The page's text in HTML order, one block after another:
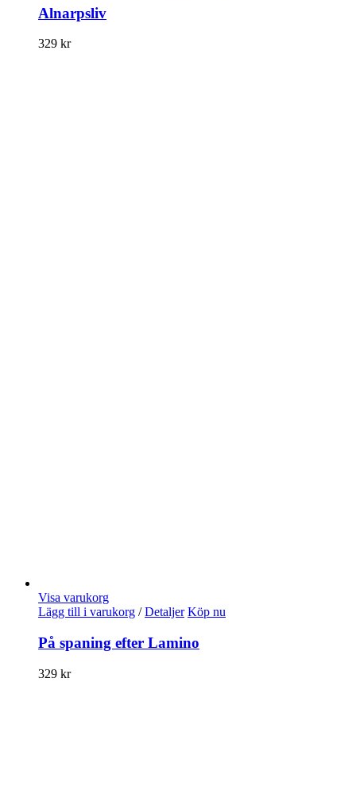
Alnarpsliv
329 kr
Visa varukorg
Lägg till i varukorg / Detaljer Köp nu
På spaning efter Lamino
329 kr